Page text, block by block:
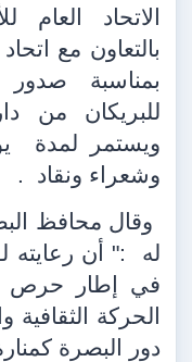
الاتحاد العام
بالتعاون مع
بمناسبة صدور
للبريكان من
ويستمر لمدة
وشعراء ونقاد
.
وقال محافظ
له
:" أن رعايته
في إطار حرص
الحركة الثقافية
دور البصرة